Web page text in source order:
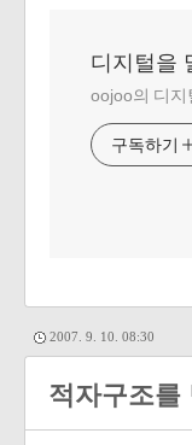
디지털을
oojoo의 디
구독하기
2007. 9. 10. 08:30
적자구조를